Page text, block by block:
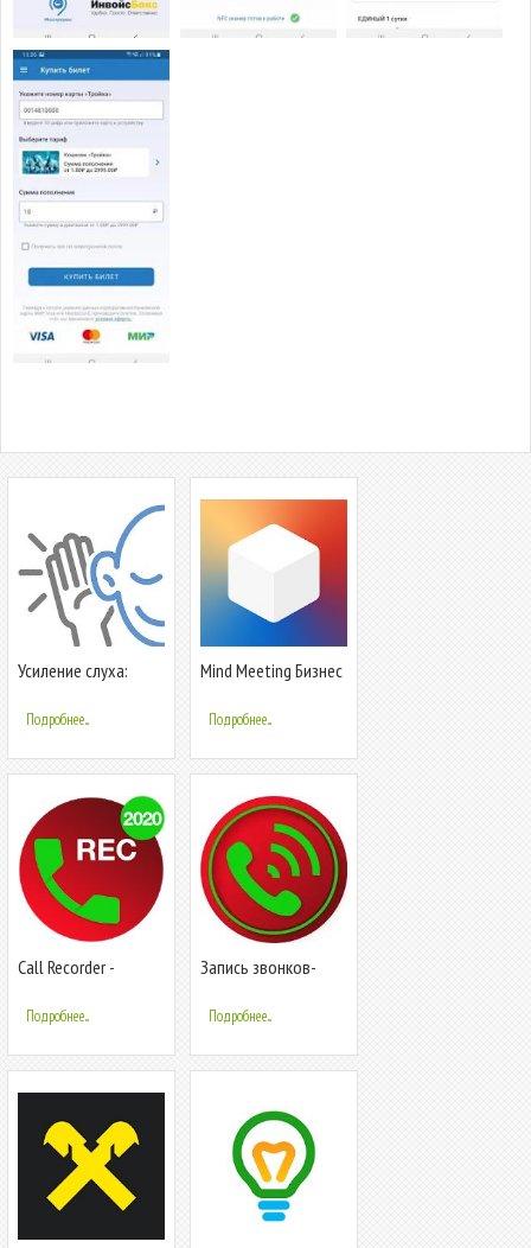
Усиление слуха:
микрофон и запись
Подробнее...
Mind Meeting Бизнес
Подробнее...
Call Recorder -
запись звонков
Подробнее...
Запись звонков-
ЗаписьТелефонных
звонков
Подробнее...